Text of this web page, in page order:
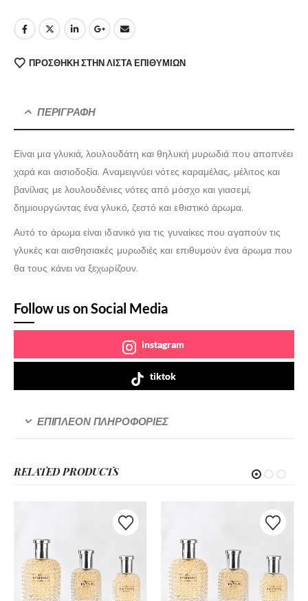
ΠΡΌΣΘΉΚΗ ΣΤΗΝ ΛΊΣΤΑ ΕΠΙΘΥΜΙΏΝ
ΠΕΡΙΓΡΑΦΉ
Είναι μια γλυκιά, λουλουδάτη και θηλυκή μυρωδιά που αποπνέει
χαρά και αισιοδοξία. Αναμειγνύει νότες καραμέλας, μέλιτος και
βανίλιας με λουλουδένιες νότες από μόσχο και γιασεμί,
δημιουργώντας ένα γλυκό, ζεστό και εθιστικό άρωμα.
Αυτό το άρωμα είναι ιδανικό για τις γυναίκες που αγαπούν τις
γλυκές και αισθησιακές μυρωδιές και επιθυμούν ένα άρωμα που
θα τους κάνει να ξεχωρίζουν.
Follow us on Social Media
instagram
tiktok
ΕΠΙΠΛΈΟΝ ΠΛΗΡΟΦΟΡΊΕΣ
RELATED PRODUCTS
προϊόν
πολλαπλές
παραλλαγές.
προϊόν
πολλαπλές
παραλλαγές.